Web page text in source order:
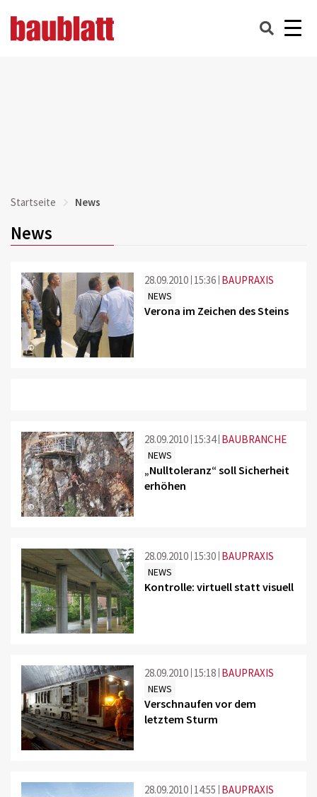
Startseite News
News
©
28.09.2010 15:36 BAUPRAXIS
NEWS
Verona im Zeichen des Steins
©
28.09.2010 15:34 BAUBRANCHE
NEWS
„Nulltoleranz“ soll Sicherheit
erhöhen
28.09.2010 15:30 BAUPRAXIS
NEWS
Kontrolle: virtuell statt visuell
28.09.2010 15:18 BAUPRAXIS
NEWS
Verschnaufen vor dem
letztem Sturm
28.09.2010 14:55 BAUPRAXIS